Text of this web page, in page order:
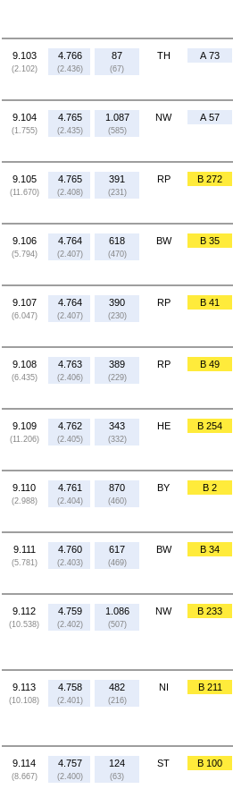
9.103
(2.102)
4.766
(2.436)
87
(67)
TH A 73
9.104
(1.755)
4.765
(2.435)
1.087
(585)
NW A 57
9.105
(11.670)
4.765
(2.408)
391
(231)
RP B 272
9.106
(5.794)
4.764
(2.407)
618
(470)
BW B 35
9.107
(6.047)
4.764
(2.407)
390
(230)
RP B 41
9.108
(6.435)
4.763
(2.406)
389
(229)
RP B 49
9.109
(11.206)
4.762
(2.405)
343
(332)
HE B 254
9.110
(2.988)
4.761
(2.404)
870
(460)
BY B 2
9.111
(5.781)
4.760
(2.403)
617
(469)
BW B 34
9.112
(10.538)
4.759
(2.402)
1.086
(507)
NW B 233
9.113
(10.108)
4.758
(2.401)
482
(216)
NI B 211
9.114
(8.667)
4.757
(2.400)
124
(63)
ST B 100